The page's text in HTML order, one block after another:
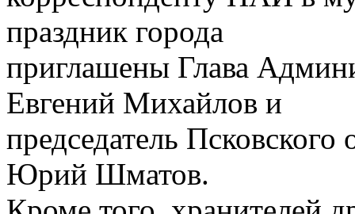
праздник города
приглашены Глава
Евгений Михайлов и
председатель Псковского
Юрий Шматов.